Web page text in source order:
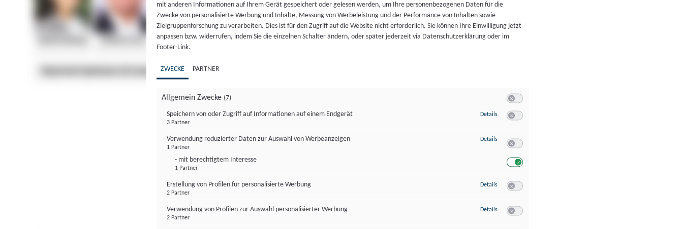
mit anderen Informationen auf Ihrem Gerät gespeichert oder gelesen werden, um Ihre personenbezogenen Daten für die
Zwecke von personalisierte Werbung und Inhalte, Messung von Werbeleistung und der Performance von Inhalten sowie
Zielgruppenforschung zu verarbeiten. Dies ist für den Zugriff auf die Website nicht erforderlich. Sie können Ihre Einwilligung jetzt
anpassen bzw. widerrufen, indem Sie die einzelnen Schalter ändern, oder später jederzeit via Datenschutzerklärung oder im
Footer-Link.
ZWECKE PARTNER
Allgemein Zwecke (7)
Speichern von oder Zugriff auf Informationen auf einem Endgerät
3 Partner
Details zu Speichern von oder Zugriff auf Informationen auf einem Endgerät
Verwendung reduzierter Daten zur Auswahl von Werbeanzeigen
1 Partner
- mit berechtigtem Interesse
1 Partner
Details zu Verwendung reduzierter Daten zur Auswahl von Werbeanzeigen
Erstellung von Profilen für personalisierte Werbung
2 Partner
Details zu Erstellung von Profilen für personalisierte Werbung
Verwendung von Profilen zur Auswahl personalisierter Werbung
2 Partner
Details zu Verwendung von Profilen zur Auswahl personalisierter Werbung